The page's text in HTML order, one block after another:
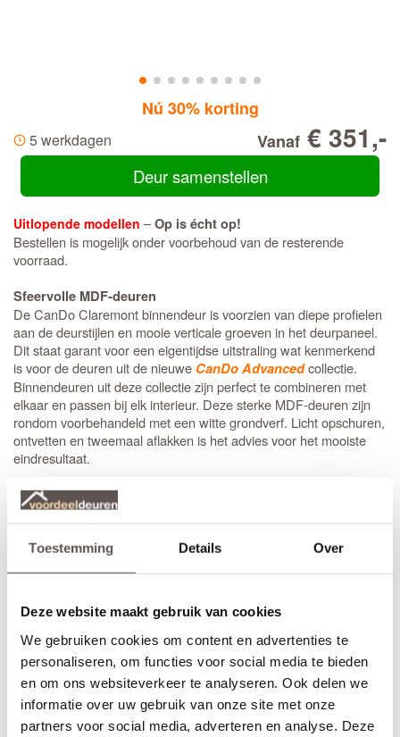
Toestemming Details Over
Deze website maakt gebruik van cookies
We gebruiken cookies om content en advertenties te
personaliseren, om functies voor social media te bieden
en om ons websiteverkeer te analyseren. Ook delen we
informatie over uw gebruik van onze site met onze
partners voor social media, adverteren en analyse. Deze
Nú 30% korting
5 werkdagen Vanaf € 351,-
Deur samenstellen
Uitlopende modellen –Op is écht op!
Bestellen is mogelijk onder voorbehoud van de resterende
voorraad.
Sfeervolle MDF-deuren
De CanDo Claremont binnendeur is voorzien van diepe profielen
aan de deurstijlen en mooie verticale groeven in het deurpaneel.
Dit staat garant voor een eigentijdse uitstraling wat kenmerkend
is voor de deuren uit de nieuwe CanDo Advancedcollectie.
Binnendeuren uit deze collectie zijn perfect te combineren met
elkaar en passen bij elk interieur. Deze sterke MDF-deuren zijn
rondom voorbehandeld met een witte grondverf. Licht opschuren,
ontvetten en tweemaal aflakken is het advies voor het mooiste
eindresultaat.
De massieve CanDo Claremont deuren hebben een dikte van 39
mm en zijn voorzien van een
opdekdeuren zijn ook direct voorzien van boringen om de
paumelle scharnieren
eenvoudig en snel te kunnen monteren. Bij
Zelf passend maken
Stompe CanDo Claremont deuren zijn aan beide deurstijlen, de
bovendorpel en onderdorpel 10 mm in te korten. Een
is door de opdekranden alleen aan de onderzijde 10 mm in te
korten. De garantie van 10 jaar blijft van kracht binnen deze
aangegeven marges.